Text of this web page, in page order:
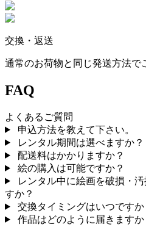
交換・返送
通常のお荷物と同じ発送方法で
FAQ
よくあるご質問
申込方法を教えて下さい。
レンタル期間は選べますか？
配送料はかかりますか？
絵の購入は可能ですか？
レンタル中に絵画を破損・
すか？
交換タイミングはいつですか
作品はどのように届きますか